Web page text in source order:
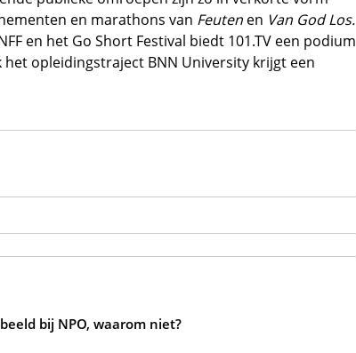
en marathons van Feutenen Van God Los.
en het Go Short Festival biedt 101.TV een podium
opleidingstraject BNN University krijgt een
bij NPO, waarom niet?